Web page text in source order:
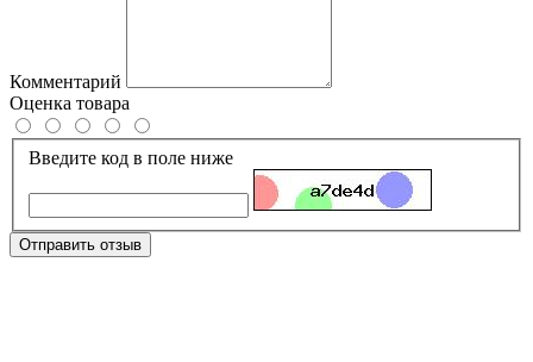
Комментарий
Оценка товара
Введите код в поле ниже
Отправить отзыв